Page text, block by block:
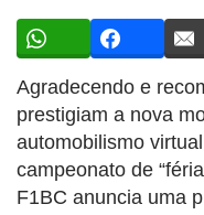
Agradecendo e
prestigiam a nova
automobilismo
campeonato de
F1BC anuncia uma